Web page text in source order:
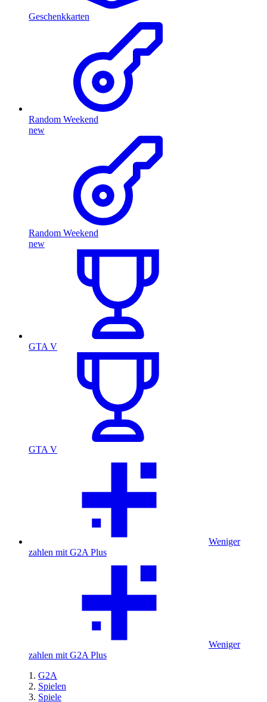
Geschenkkarten
Random Weekend
new
Random Weekend
new
GTA V
GTA V
Weniger
zahlen mit G2A Plus
Weniger
zahlen mit G2A Plus
G2A
Spielen
Spiele